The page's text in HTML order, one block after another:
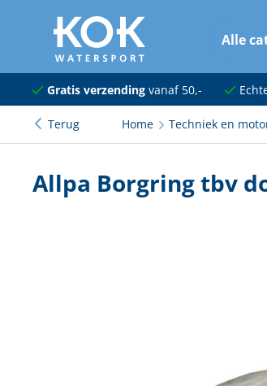
naar hoofdinhoud
Alle
Navigatie
Dekuitrusting
Onderhoud en verf
Gratis verzendingvanaf 50,-
Terug Home Techniek en
Allpa Borgring tbv